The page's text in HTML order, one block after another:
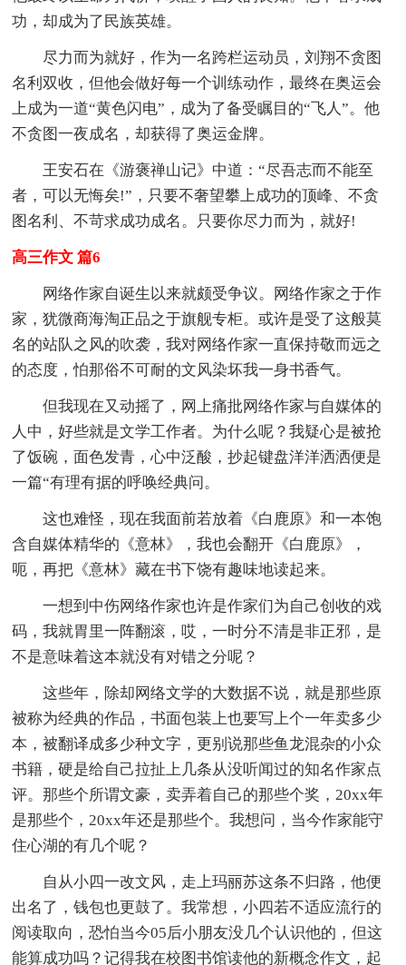
功，却成为了民族英雄。
尽力而为就好，作为一名跨栏运动员，刘翔不贪图
名利双收，但他会做好每一个训练动作，最终在奥运会
上成为一道“黄色闪电”，成为了备受瞩目的“飞人”。他
不贪图一夜成名，却获得了奥运金牌。
王安石在《游褒禅山记》中道：“尽吾志而不能至
者，可以无悔矣!”，只要不奢望攀上成功的顶峰、不贪
图名利、不苛求成功成名。只要你尽力而为，就好!
高三作文 篇6
网络作家自诞生以来就颇受争议。网络作家之于作
家，犹微商海淘正品之于旗舰专柜。或许是受了这般莫
名的站队之风的吹袭，我对网络作家一直保持敬而远之
的态度，怕那俗不可耐的文风染坏我一身书香气。
但我现在又动摇了，网上痛批网络作家与自媒体的
人中，好些就是文学工作者。为什么呢？我疑心是被抢
了饭碗，面色发青，心中泛酸，抄起键盘洋洋洒洒便是
一篇“有理有据的呼唤经典问。
这也难怪，现在我面前若放着《白鹿原》和一本饱
含自媒体精华的《意林》，我也会翻开《白鹿原》，
呃，再把《意林》藏在书下饶有趣味地读起来。
一想到中伤网络作家也许是作家们为自己创收的戏
码，我就胃里一阵翻滚，哎，一时分不清是非正邪，是
不是意味着这本就没有对错之分呢？
这些年，除却网络文学的大数据不说，就是那些原
被称为经典的作品，书面包装上也要写上个一年卖多少
本，被翻译成多少种文字，更别说那些鱼龙混杂的小众
书籍，硬是给自己拉扯上几条从没听闻过的知名作家点
评。那些个所谓文豪，卖弄着自己的那些个奖，20xx年
是那些个，20xx年还是那些个。我想问，当今作家能守
住心湖的有几个呢？
自从小四一改文风，走上玛丽苏这条不归路，他便
出名了，钱包也更鼓了。我常想，小四若不适应流行的
阅读取向，恐怕当今05后小朋友没几个认识他的，但这
能算成功吗？记得我在校图书馆读他的新概念作文，起